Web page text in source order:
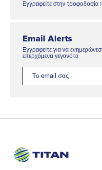
Εγγραφείτε στην τροφοδοσία
Email Alerts
Εγγραφείτε για να
επερχόμενα γεγονότα